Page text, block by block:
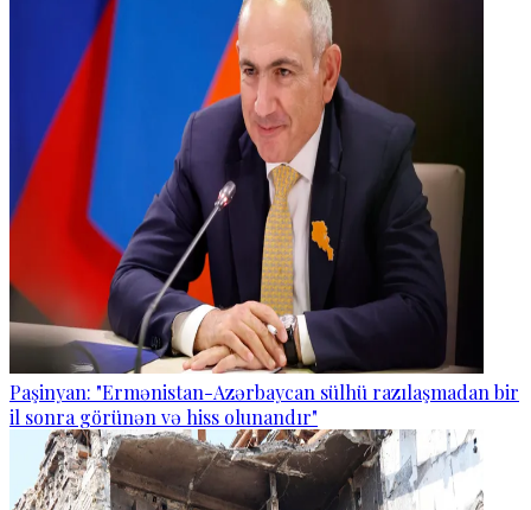
Paşinyan: "Ermənistan-Azərbaycan sülhü razılaşmadan bir
il sonra görünən və hiss olunandır"